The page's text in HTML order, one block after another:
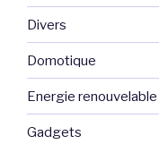
Divers
Domotique
Energie renouvelable
Gadgets